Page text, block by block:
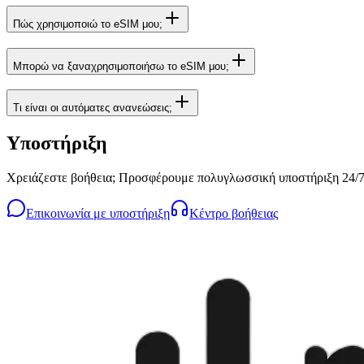
Πώς χρησιμοποιώ το eSIM μου;
Μπορώ να ξαναχρησιμοποιήσω το eSIM μου;
Τι είναι οι αυτόματες ανανεώσεις;
Υποστήριξη
Χρειάζεστε βοήθεια; Προσφέρουμε πολυγλωσσική υποστήριξη 24/
Επικοινωνία με υποστήριξη Κέντρο βοήθειας